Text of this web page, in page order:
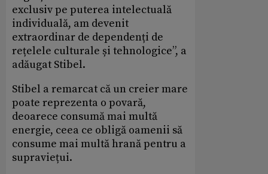
exclusiv pe puterea intelectuală
individuală, am devenit
extraordinar de dependenți de
rețelele culturale și tehnologice”, a
adăugat Stibel.
Stibel a remarcat că un creier mare
poate reprezenta o povară,
deoarece consumă mai multă
energie, ceea ce obligă oamenii să
consume mai multă hrană pentru a
supraviețui.